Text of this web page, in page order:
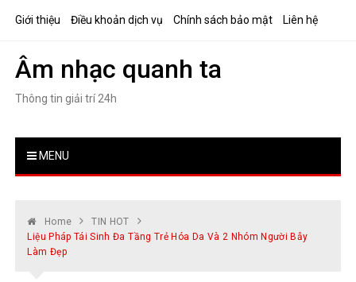
Giới thiệu Điều khoản dịch vụ Chính sách bảo mật Liên hệ
Âm nhạc quanh ta
Thông tin giải trí 24h
MENU
Home
TIN HOT
Liệu Pháp Tái Sinh Đa Tầng Trẻ Hóa Da Và 2 Nhóm Người Bẫy
Làm Đẹp